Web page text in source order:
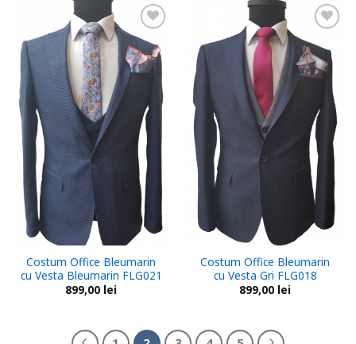
Add to
wishlist
Costum Office Bleumarin
cu Vesta Bleumarin FLG021
899,00 lei
Add to
wishlist
Costum Office Bleumarin
cu Vesta Gri FLG018
899,00 lei